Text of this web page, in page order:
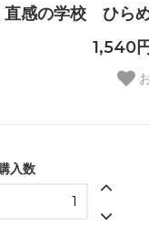
直感の学校 ひら
1,540
入数